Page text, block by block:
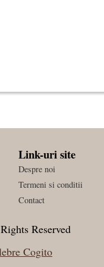
Link-uri site
Despre noi
Termeni si conditii
Contact
Reserved
Cogito